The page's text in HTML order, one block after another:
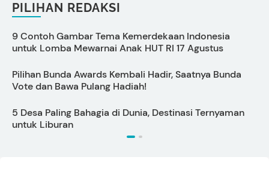
PILIHAN REDAKSI
9 Contoh Gambar Tema Kemerdekaan Indonesia
untuk Lomba Mewarnai Anak HUT RI 17 Agustus
Pilihan Bunda Awards Kembali Hadir, Saatnya Bunda
Vote dan Bawa Pulang Hadiah!
5 Desa Paling Bahagia di Dunia, Destinasi Ternyaman
untuk Liburan